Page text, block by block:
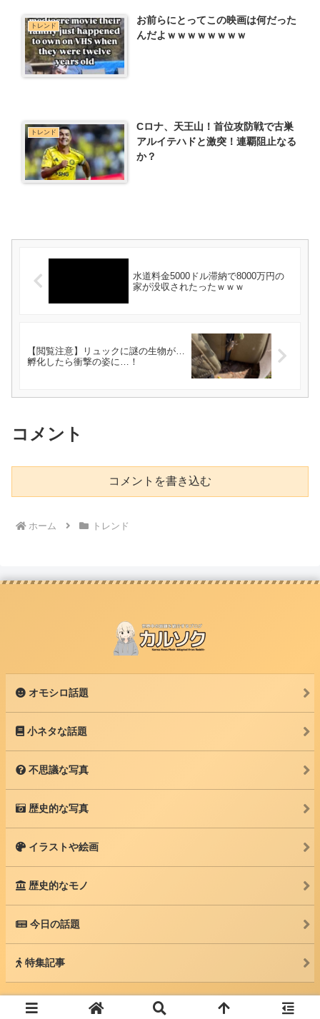
トレンド
お前らにとってこの映画は何だった
んだよｗｗｗｗｗｗｗｗ
トレンド
Cロナ、天王山！首位攻防戦で古巣
アルイテハドと激突！連覇阻止なる
か？
水道料金5000ドル滞納で8000万円の
家が没収されたったｗｗｗ
【閲覧注意】リュックに謎の生物が…
孵化したら衝撃の姿に…！
コメント
コメントを書き込む
ホーム トレンド
オモシロ話題
小ネタな話題
不思議な写真
歴史的な写真
イラストや絵画
歴史的なモノ
今日の話題
特集記事
© 2025 カルソク -世界中の話題を紹介するブログ-.